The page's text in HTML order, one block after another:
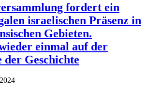
fordert ein
israelischen Präsenz in
Gebieten.
einmal auf der
der Geschichte